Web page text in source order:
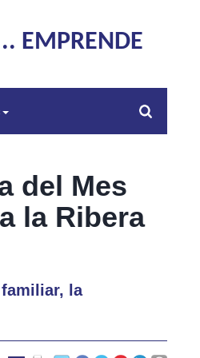
EMPRENDE
del Mes
la Ribera
la